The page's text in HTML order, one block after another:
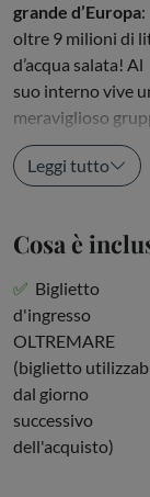
grande d’Europa:
oltre 9 milioni di
d’acqua salata! Al
suo interno vive
meraviglioso
di...
Leggi tutto
Cosa è
Biglietto
d'ingresso
OLTREMARE
(biglietto
dal giorno
successivo
dell'acquisto)